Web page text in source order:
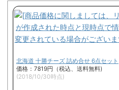
北海道 十勝チーズ 詰め合せ 6点セット
価格：7819円（税込、送料無料)
(2018/10/30時点)